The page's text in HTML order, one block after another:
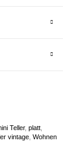
Teller,platt
vintage ,Wohnen